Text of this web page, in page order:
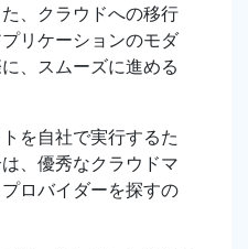
、クラウドへの移行
リケーションのモダ
、スムーズに進める
を自社で実行するた
、優秀なクラウドマ
ロバイダーを探すの